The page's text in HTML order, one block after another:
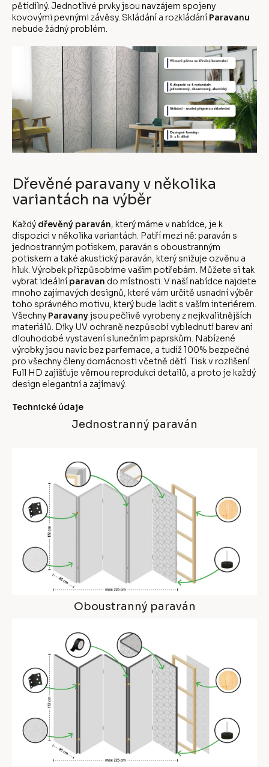
pětidílný. Jednotlivé prvky jsou navzájem spojeny
kovovými pevnými závěsy. Skládání a rozkládání Paravanu
nebude žádný problém.
Dřevěné paravany v několika
variantách na výběr
Každý dřevěný paraván, který máme v nabídce, je k
dispozici v několika variantách. Patří mezi ně: paraván s
jednostranným potiskem, paraván s oboustranným
potiskem a také akustický paraván, který snižuje ozvěnu a
hluk. Výrobek přizpůsobíme vašim potřebám. Můžete si tak
vybrat ideální paravan do místnosti. V naší nabídce najdete
mnoho zajímavých designů, které vám určitě usnadní výběr
toho správného motivu, který bude ladit s vaším interiérem.
Všechny Paravanyjsou pečlivě vyrobeny z nejkvalitnějších
materiálů. Díky UV ochraně nezpůsobí vyblednutí barev ani
dlouhodobé vystavení slunečním paprskům. Nabízené
výrobky jsou navíc bez parfemace, a tudíž 100% bezpečné
pro všechny členy domácnosti včetně dětí. Tisk v rozlišení
Full HD zajišťuje věrnou reprodukci detailů, a proto je každý
design elegantní a zajímavý.
Technické údaje
Jednostranný paraván
Oboustranný paraván